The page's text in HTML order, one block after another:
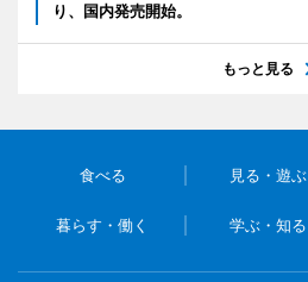
り、国内発売開始。
もっと見る
食べる 見る・遊ぶ
暮らす・働く 学ぶ・知る